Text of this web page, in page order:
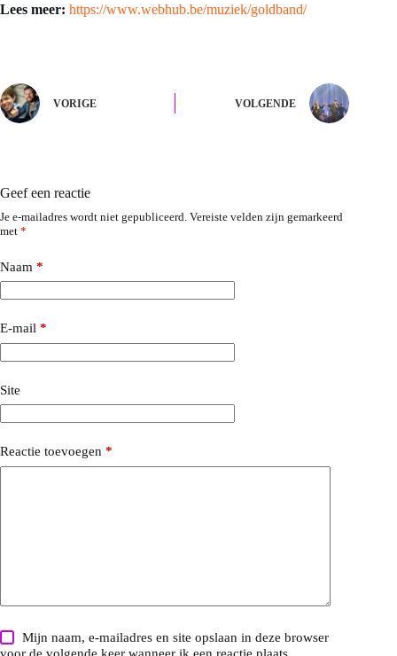
Lees meer: https://www.webhub.be/muziek/goldband/
VORIGE VOLGENDE
Geef een reactie
Je e-mailadres wordt niet gepubliceerd. Vereiste velden zijn gemarkeerd
met *
Naam *
E-mail *
Site
Reactie toevoegen *
Mijn naam, e-mailadres en site opslaan in deze browser